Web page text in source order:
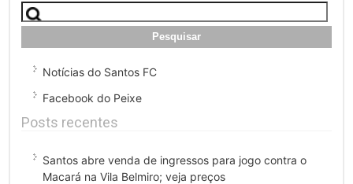
Pesquisar
por:
Notícias do Santos FC
Facebook do Peixe
Posts recentes
Santos abre venda de ingressos para jogo contra o
Macará na Vila Belmiro; veja preços